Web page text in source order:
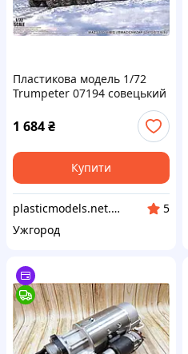
Пластикова модель 1/72
Trumpeter 07194 совецький
тягач МАЗ-437Г з причепом
МАЗ/ЧМЗАП-5247Г
1 684₴
Купити
plasticmodels.net.ua
5
Ужгород